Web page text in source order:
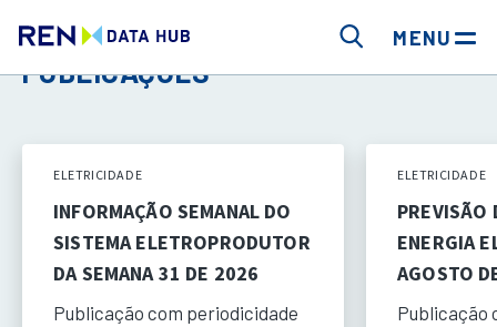
MENU
PUBLICAÇÕES
ELETRICIDADE
INFORMAÇÃO SEMANAL DO
SISTEMA ELETROPRODUTOR
DA SEMANA 31 DE 2026
Publicação com periodicidade
ELETRICIDADE
PREVISÃO
ENERGIA
AGOSTO
Publicação